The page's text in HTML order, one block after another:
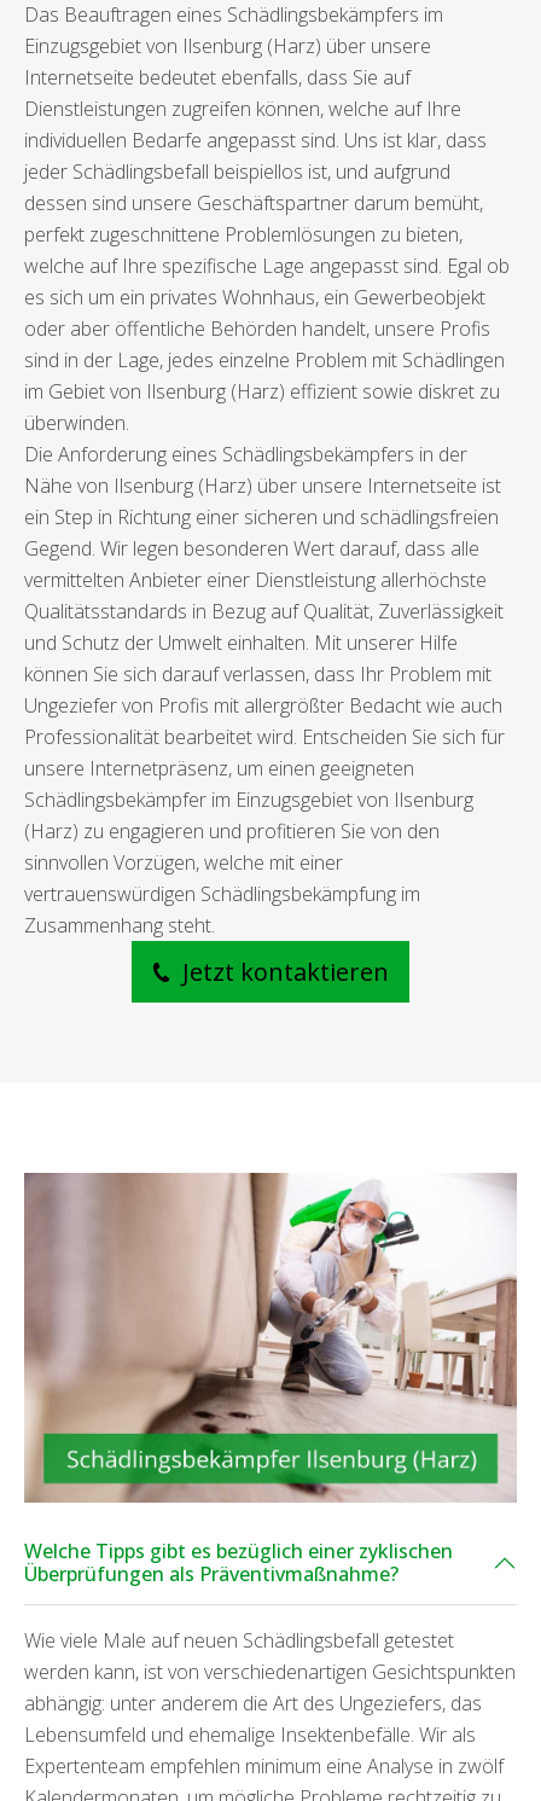
Das Beauftragen eines Schädlingsbekämpfers im
Einzugsgebiet von Ilsenburg (Harz) über unsere
Internetseite bedeutet ebenfalls, dass Sie auf
Dienstleistungen zugreifen können, welche auf Ihre
individuellen Bedarfe angepasst sind. Uns ist klar, dass
jeder Schädlingsbefall beispiellos ist, und aufgrund
dessen sind unsere Geschäftspartner darum bemüht,
perfekt zugeschnittene Problemlösungen zu bieten,
welche auf Ihre spezifische Lage angepasst sind. Egal ob
es sich um ein privates Wohnhaus, ein Gewerbeobjekt
oder aber öffentliche Behörden handelt, unsere Profis
sind in der Lage, jedes einzelne Problem mit Schädlingen
im Gebiet von Ilsenburg (Harz) effizient sowie diskret zu
überwinden.
Die Anforderung eines Schädlingsbekämpfers in der
Nähe von Ilsenburg (Harz) über unsere Internetseite ist
ein Step in Richtung einer sicheren und schädlingsfreien
Gegend. Wir legen besonderen Wert darauf, dass alle
vermittelten Anbieter einer Dienstleistung allerhöchste
Qualitätsstandards in Bezug auf Qualität, Zuverlässigkeit
und Schutz der Umwelt einhalten. Mit unserer Hilfe
können Sie sich darauf verlassen, dass Ihr Problem mit
Ungeziefer von Profis mit allergrößter Bedacht wie auch
Professionalität bearbeitet wird. Entscheiden Sie sich für
unsere Internetpräsenz, um einen geeigneten
Schädlingsbekämpfer im Einzugsgebiet von Ilsenburg
(Harz) zu engagieren und profitieren Sie von den
sinnvollen Vorzügen, welche mit einer
vertrauenswürdigen Schädlingsbekämpfung im
Zusammenhang steht.
Jetzt kontaktieren
Welche Tipps gibt es bezüglich einer zyklischen
Überprüfungen als Präventivmaßnahme?
Wie viele Male auf neuen Schädlingsbefall getestet
werden kann, ist von verschiedenartigen Gesichtspunkten
abhängig: unter anderem die Art des Ungeziefers, das
Lebensumfeld und ehemalige Insektenbefälle. Wir als
Expertenteam empfehlen minimum eine Analyse in zwölf